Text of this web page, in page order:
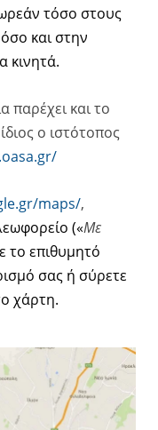
τόσο στους
και στην
κινητά.
παρέχει και το
ο ιστότοπος
maps/,
(«Με
το επιθυμητό
σας ή σύρετε
χάρτη.